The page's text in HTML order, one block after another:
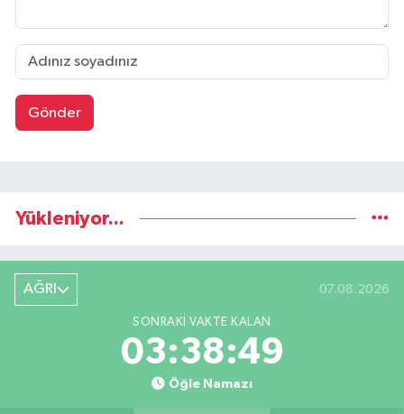
Gönder
Yükleniyor...
AĞRI 07.08.2026
SONRAKI VAKTE KALAN
03:38:48
Öğle Namazı